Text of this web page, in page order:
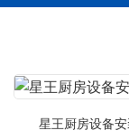
星王厨房设备